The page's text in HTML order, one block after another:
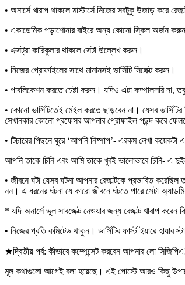
• অনার্সে খারাপ থাকলে মাস্টার্সে নিজের সবটুকু উজাড় করে
• একাডেমিক পড়াশোনার বাইরে অন্য কোনো স্কিল অর্জন
• এক্সট্রা কারিকুলার থাকলে সেটা উল্লেখ করুন।
• নিজের প্রোফাইলের সাথে মানানসই ভার্সিটি সিলেক্ট করুন।
• পাবলিকেশন করতে চেষ্টা করুন। যদিও এটা কম্পালসরি না,
• কোনো ভার্সিটিতেই মেইল করতে ছাড়বেন না। যেসব
সেখানকার কোনো প্রফেসর আপনার প্রোফাইল পছন্দ করে
• টিচারের পিছনে ঘুরে ‘আপনি নিষ্পাপ’- এরকম লেখা
আপনি তাকে চিনি এবং আমি তাকে খুবই ভালোভাবে চিনি- এ
• জীবনে ঘটা যেসব ঘটনা আপনার রেজাল্টকে প্রভাবিত
নন। এ ধরনের ঘটনা যে কারো জীবনে ঘটতে পারে সেটা
* যদি অনার্সে ভুল সাবজেক্ট নেওয়ার জন্য রেজাল্ট খারাপ
• নিজের প্রতি কমিটেড থাকুন। ভার্সিটির ফার্স্ট ইয়ারে
★দ্বিতীয় পর্ব: কীভাবে কম্পেন্সেট করবেন আপনার লো
মূল কথাগুলো আগেই বলা হয়েছে। এই পোস্টে আরও কিছু